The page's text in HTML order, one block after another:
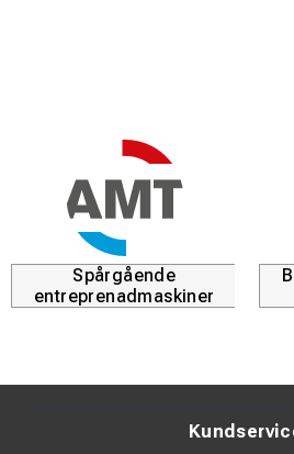
Spårgående
entreprenadmaskiner